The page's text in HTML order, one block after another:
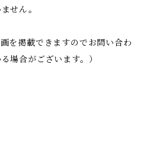
せん。
を掲載できますのでお問い合わ
場合がございます。）